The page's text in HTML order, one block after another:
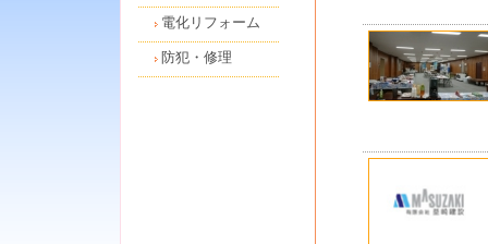
電化リフォーム
防犯・修理